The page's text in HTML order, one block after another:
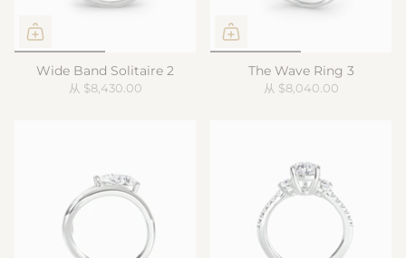
Wide Band Solitaire 2
从 $8,430.00
The Wave Ring 3
从 $8,040.00